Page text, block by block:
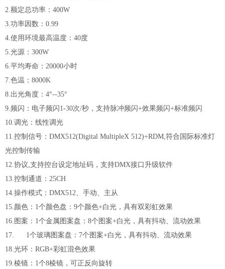
2.额定总功率：400W
3.功率因数：0.99
4.使用环境最高温度：40度
5.光源：300W
6.平均寿命：20000小时
7.色温：8000K
8.出光角度：4°--35°
9.频闪：电子频闪1-30次/秒，支持脉冲频闪+效果频闪+标准频闪
10.调光：线性调光
11.控制信号：DMX512(Digital MultipleX 512)+RDM,符合国际标准灯
光控制传输
12.协议,支持控台设定地址码，支持DMX接口升级软件
13.控制通道：25CH
14.操作模式：DMX512、手动、主从
15.颜色：1个颜色盘：9个颜色+白光，具有双彩虹效果
16.图案：1个金属图案盘：8个图案+白光，具有抖动、流动效果
17. 1个玻璃图案盘：7个图案+白光，具有抖动、流动效果
18.光环：RGB+彩虹混色效果
19.棱镜：1个8棱镜，可正反向旋转